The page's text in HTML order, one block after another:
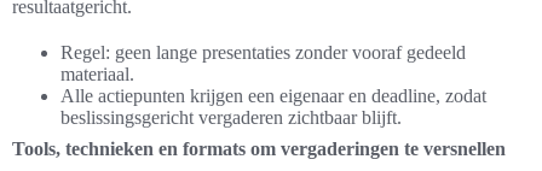
resultaatgericht.
Regel: geen lange presentaties zonder vooraf gedeeld
materiaal.
Alle actiepunten krijgen een eigenaar en deadline, zodat
beslissingsgericht vergaderen zichtbaar blijft.
Tools, technieken en formats om vergaderingen te versnellen